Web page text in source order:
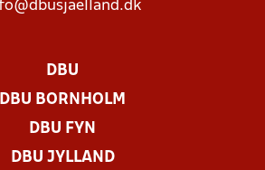
DBU
DBU BORNHOLM
DBU FYN
DBU JYLLAND